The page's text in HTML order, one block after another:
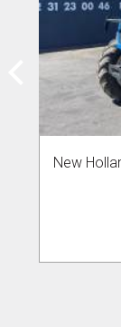
New
prev